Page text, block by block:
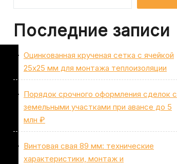
Последние записи
Оцинкованная крученая сетка с ячейкой
25х25 мм для монтажа теплоизоляции
Порядок срочного оформления сделок с
земельными участками при авансе до 5
млн ₽
Винтовая свая 89 мм: технические
характеристики, монтаж и